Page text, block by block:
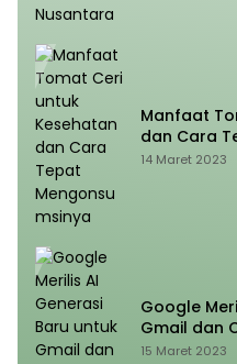
Manfaat
dan Cara
14 Maret 2023
Google
Gmail dan
15 Maret 2023